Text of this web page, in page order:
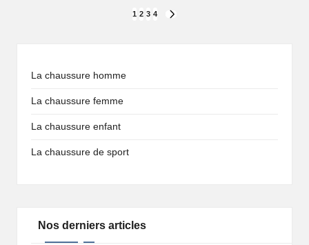
1 2 3 4
La chaussure homme
La chaussure femme
La chaussure enfant
La chaussure de sport
Nos derniers articles